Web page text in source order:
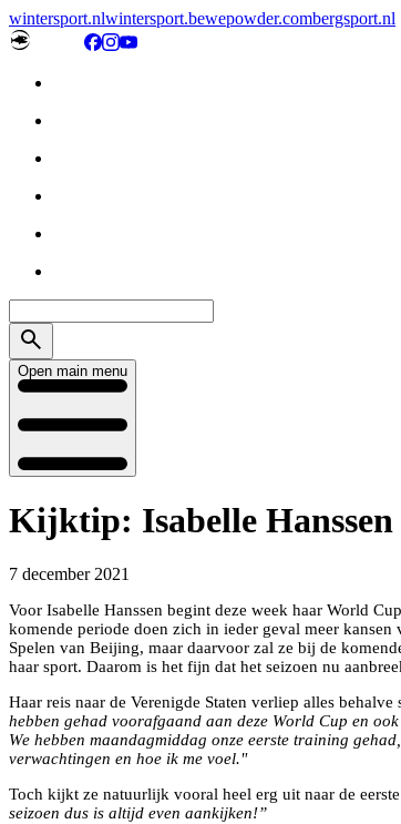
wintersport.nlwintersport.bewepowder.combergsport.nl
Open main menu
Kijktip: Isabelle
7 december 2021
Voor Isabelle Hanssen begint deze week haar World
komende periode doen zich in ieder geval meer
Spelen van Beijing, maar daarvoor zal ze bij de
haar sport. Daarom is het fijn dat het seizoen nu
Haar reis naar de Verenigde Staten verliep alles
hebben gehad voorafgaand aan deze World Cup en
We hebben maandagmiddag onze eerste training
verwachtingen en hoe ik me voel."
Toch kijkt ze natuurlijk vooral heel erg uit naar de
seizoen dus is altijd even aankijken!”